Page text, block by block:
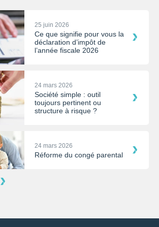
25 juin 2026
Ce que signifie pour vous la
déclaration d’impôt de
l’année fiscale 2026
24 mars 2026
Société simple : outil
toujours pertinent ou
structure à risque ?
24 mars 2026
Réforme du congé parental